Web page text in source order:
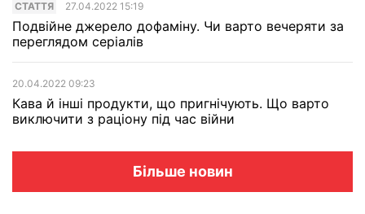
СТАТТЯ 27.04.2022 15:19
Подвійне джерело дофаміну. Чи варто вечеряти за
переглядом серіалів
20.04.2022 09:23
Кава й інші продукти, що пригнічують. Що варто
виключити з раціону під час війни
Більше новин